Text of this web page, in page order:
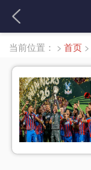
当前位置： > 首页 >